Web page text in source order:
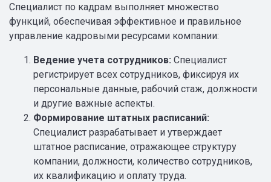
Специалист по кадрам выполняет множество
функций, обеспечивая эффективное и правильное
управление кадровыми ресурсами компании:
Ведение учета сотрудников: Специалист
регистрирует всех сотрудников, фиксируя их
персональные данные, рабочий стаж, должности
и другие важные аспекты.
Формирование штатных расписаний:
Специалист разрабатывает и утверждает
штатное расписание, отражающее структуру
компании, должности, количество сотрудников,
их квалификацию и оплату труда.